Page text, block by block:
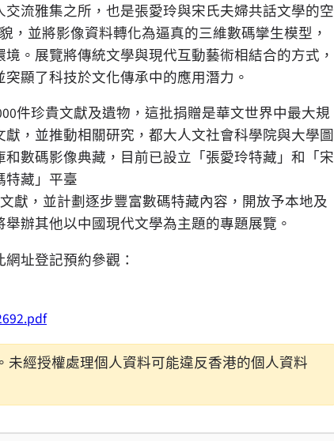
流雅集之所，也是張愛玲與宋氏夫婦共話文學的空
，並將影像資料轉化為逼真的三維數碼攣生模型，
。展覽將傳統文學與現代互動藝術相結合的方式，
顯了科技於文化傳承中的應用潛力。
件珍貴文獻及遺物，這批捐贈是華文世界中最大規
，並推動相關研究，都大人文社會科學院與大學圖
數碼影像典藏，目前已設立「張愛玲特藏」和「宋
特藏」平臺
獻，並計劃逐步豐富數碼特藏內容，開放予本地及
辦其他以中國現代文學為主題的專題展覽。
址登記預約參觀：
經授權處理個人資料可能違反香港的個人資料